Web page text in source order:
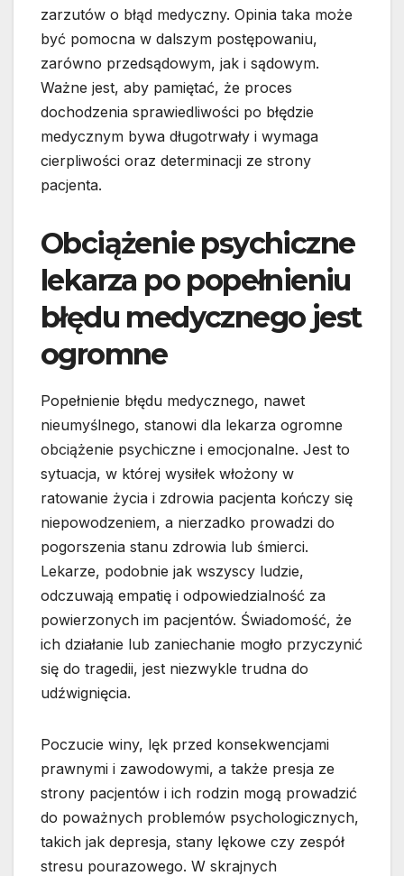
zarzutów o błąd medyczny. Opinia taka może
być pomocna w dalszym postępowaniu,
zarówno przedsądowym, jak i sądowym.
Ważne jest, aby pamiętać, że proces
dochodzenia sprawiedliwości po błędzie
medycznym bywa długotrwały i wymaga
cierpliwości oraz determinacji ze strony
pacjenta.
Obciążenie psychiczne
lekarza po popełnieniu
błędu medycznego jest
ogromne
Popełnienie błędu medycznego, nawet
nieumyślnego, stanowi dla lekarza ogromne
obciążenie psychiczne i emocjonalne. Jest to
sytuacja, w której wysiłek włożony w
ratowanie życia i zdrowia pacjenta kończy się
niepowodzeniem, a nierzadko prowadzi do
pogorszenia stanu zdrowia lub śmierci.
Lekarze, podobnie jak wszyscy ludzie,
odczuwają empatię i odpowiedzialność za
powierzonych im pacjentów. Świadomość, że
ich działanie lub zaniechanie mogło przyczynić
się do tragedii, jest niezwykle trudna do
udźwignięcia.
Poczucie winy, lęk przed konsekwencjami
prawnymi i zawodowymi, a także presja ze
strony pacjentów i ich rodzin mogą prowadzić
do poważnych problemów psychologicznych,
takich jak depresja, stany lękowe czy zespół
stresu pourazowego. W skrajnych